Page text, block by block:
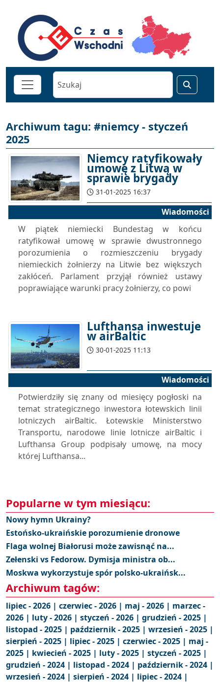
Archiwum tagu: #niemcy - styczeń
2025
Niemcy ratyfikowały
umowę z Litwą w
sprawie brygady
31-01-2025 16:37
Wiadomości
W piątek niemiecki Bundestag w końcu
ratyfikował umowę w sprawie dwustronnego
porozumienia o rozmieszczeniu brygady
niemieckich żołnierzy na Litwie bez większych
zakłóceń. Parlament przyjął również ustawy
poprawiające warunki pracy żołnierzy, co powi
Lufthansa inwestuje
w airBaltic
30-01-2025 11:13
Wiadomości
Potwierdziły się znany od miesięcy pogłoski na
temat strategicznego inwestora łotewskich linii
lotniczych airBaltic. Łotewskie Ministerstwo
Transportu, narodowe linie lotnicze airBaltic i
Lufthansa Group podpisały umowę, na mocy
której Lufthansa...
Popularne w tym miesiącu:
Nowy hymn Ukrainy?
Estońsko-ukraińskie porozumienie dronowe
Flaga wolnej Białorusi może zawisnąć na...
Zełenski vs Fedorow. Dymisja ministra ob...
Moskwa wykorzystuje spór polsko-ukraińsk...
Archiwum tagów:
lipiec - 2026 | czerwiec - 2026 | maj - 2026 | marzec -
2026 | luty - 2026 | styczeń - 2026 | grudzień - 2025 |
listopad - 2025 | październik - 2025 | wrzesień - 2025 |
sierpień - 2025 | lipiec - 2025 | czerwiec - 2025 | maj -
2025 | kwiecień - 2025 | luty - 2025 | styczeń - 2025 |
grudzień - 2024 | listopad - 2024 | październik - 2024 |
wrzesień - 2024 | sierpień - 2024 | lipiec - 2024 |